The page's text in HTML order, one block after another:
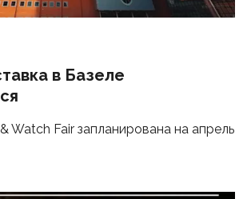
в Базеле
Watch Fair запланирована на апрель